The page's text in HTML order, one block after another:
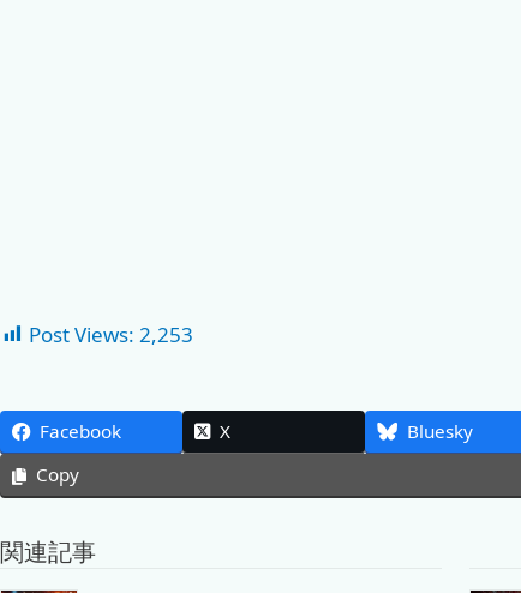
Post Views: 2,253
Facebook X Bluesky
Copy
関連記事